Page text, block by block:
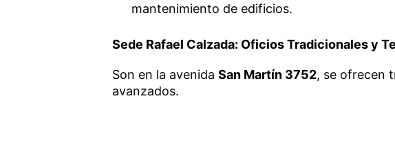
mantenimiento de edificios.
Sede Rafael Calzada: Oficios Tradicionales y
Son en la avenida San Martín 3752, se ofrecen
avanzados.